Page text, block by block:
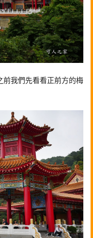
前我們先看看正前方的梅